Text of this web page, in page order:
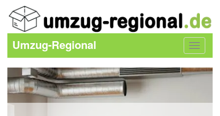
Toggle
Umzug-Regional